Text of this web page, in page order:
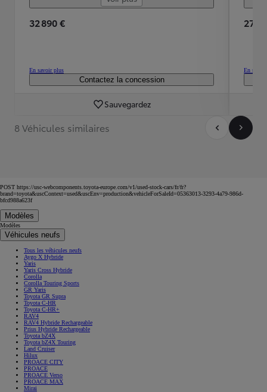
32 890 €
En savoir plus
Contactez la concession
Sauvegardez
27
En
8 Véhicules similaires
POST https://usc-webcomponents.toyota-europe.com/v1/used-stock-cars/fr/fr?
brand=toyota&uscContext=used&uscEnv=production&vehicleForSaleId=05363013-3293-4a79-986d-
bfcd988a623f
Modèles
Modèles
Véhicules neufs
Tous les véhicules neufs
Aygo X Hybride
Yaris
Yaris Cross Hybride
Corolla
Corolla Touring Sports
GR Yaris
Toyota GR Supra
Toyota C-HR
Toyota C-HR+
RAV4
RAV4 Hybride Rechargeable
Prius Hybride Rechargeable
Toyota bZ4X
Toyota bZ4X Touring
Land Cruiser
Hilux
PROACE CITY
PROACE
PROACE Verso
PROACE MAX
Mirai